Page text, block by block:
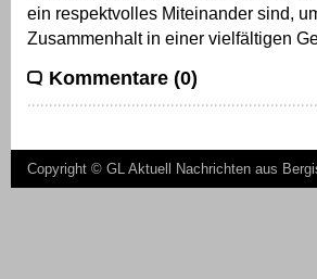
ein respektvolles Miteinander sind,
Zusammenhalt in einer vielfältigen
Kommentare (0)
Copyright © GL Aktuell Nachrichten aus